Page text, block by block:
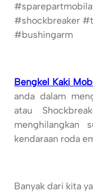
#shockbreaker
#bushingarm
Bengkel Kaki
anda dalam
atau
menghilangkan
kendaraan roda
Banyak dari kita